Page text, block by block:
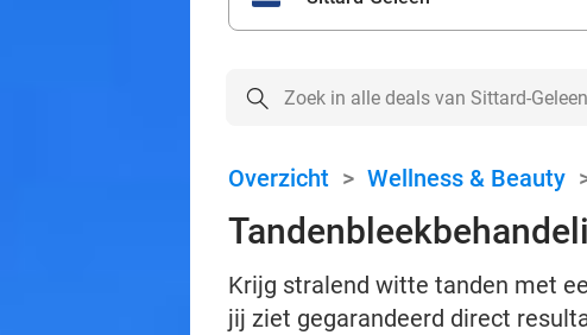
Overzicht > Wellness & Beauty
Krijg stralend witte tanden met
jij ziet gegarandeerd direct